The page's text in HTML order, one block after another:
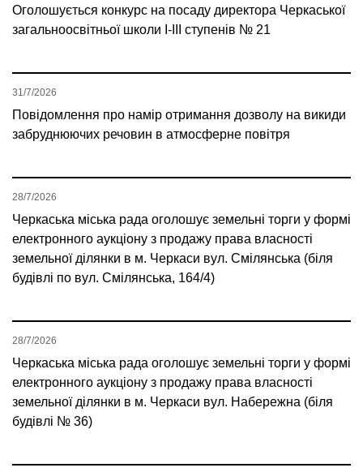
Оголошується конкурс на посаду директора Черкаської
загальноосвітньої школи І-ІІІ ступенів № 21
Повідомлення про намір отримання дозволу на викиди
забруднюючих речовин в атмосферне повітря
31/7/2026
Черкаська міська рада оголошує земельні торги у формі
електронного аукціону з продажу права власності
земельної ділянки в м. Черкаси вул. Смілянська (біля
будівлі по вул. Смілянська, 164/4)
28/7/2026
Черкаська міська рада оголошує земельні торги у формі
електронного аукціону з продажу права власності
земельної ділянки в м. Черкаси вул. Набережна (біля
будівлі № 36)
28/7/2026